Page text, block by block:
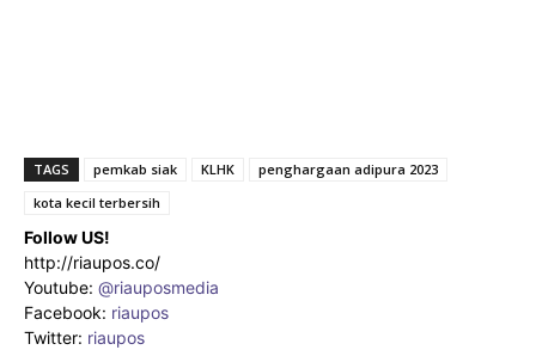
TAGS pemkab siak KLHK
penghargaan adipura 2023
kota kecil terbersih
Follow US!
http://riaupos.co/
Youtube: @riauposmedia
Facebook: riaupos
Twitter: riaupos